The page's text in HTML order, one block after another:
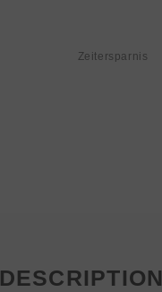
Zeitersparnis
DESCRIPTION